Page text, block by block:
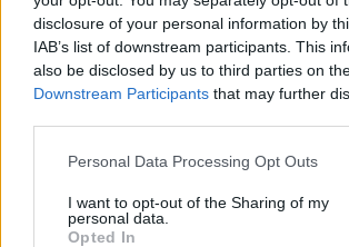
disclosure of your personal information by
IAB’s list of downstream participants. This
also be disclosed by us to third parties on
Downstream Participants that may further
Personal Data Processing Opt Outs
I want to opt-out of the Sharing of my
personal data.
Opted In
TikTok και θα το φτιάχνεις όλο το
η μεγαλύτερη δύναμη μίας
αθλήτριας; Ανακάλυψε